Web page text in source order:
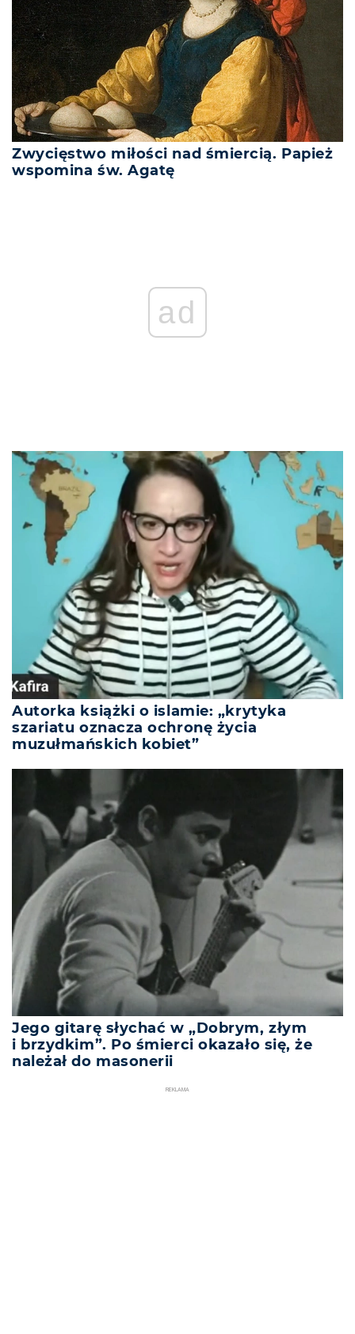
Zwycięstwo miłości nad śmiercią. Papież
wspomina św. Agatę
ad
Autorka książki o islamie: „krytyka
szariatu oznacza ochronę życia
muzułmańskich kobiet”
Jego gitarę słychać w „Dobrym, złym
i brzydkim”. Po śmierci okazało się, że
należał do masonerii
REKLAMA